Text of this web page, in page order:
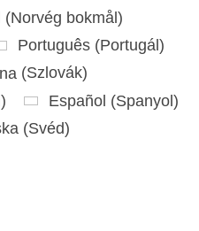
(Norvég bokmål)
Português (Portugál)
(Szlovák)
) Español (Spanyol)
(Svéd)